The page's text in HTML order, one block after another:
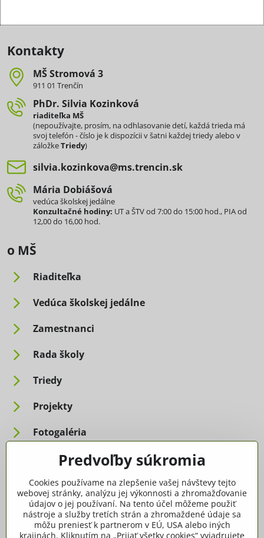
Kontakty
MŠ Stromová 3
911 01 Trenčín
PhDr​. Silvia Kozinková
riaditeľka MŠ
(nepoužívajte, prosím, na odhlasovanie detí, každá trieda má
svoj telefón - číslo je k dispozícii v šatni každej triedy alebo v
záložkeTriedy)
silvia​.kozinkova​@ms​.trencin​.sk
Mária Dobiášová
vedúca školskej jedálne
Konzultačné hodiny: UT a ŠTV od 7:00 do 15:00 hod., PIA od
12,00 do 16,00 hod.
o MŠ
Riaditeľka
Vedúca školskej jedálne
Zamestnanci
Rada školy
Triedy
Projekty
Fotogaléria
Informácie pre rodičov
Dôležité informácie
Ako spracúvame osobné údaje
Predvoľby súkromia
Cookies používame na zlepšenie vašej návštevy tejto
webovej stránky, analýzu jej výkonnosti a zhromažďovanie
údajov o jej používaní. Na tento účel môžeme použiť
nástroje a služby tretích strán a zhromaždené údaje sa
môžu preniesť k partnerom v EÚ, USA alebo iných
krajinách. Kliknutím na „Prijať všetky cookies“ vyjadrujete